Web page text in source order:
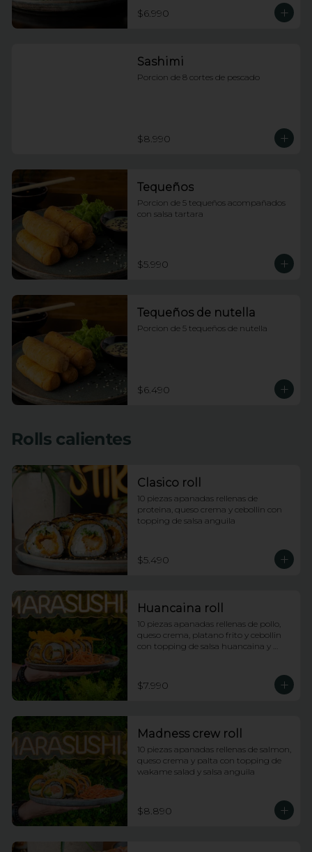
$6.990
Sashimi
Porcion de 8 cortes de pescado
$8.990
Tequeños
Porcion de 5 tequeños acompañados
con salsa tartara
$5.990
Tequeños de nutella
Porcion de 5 tequeños de nutella
$6.490
Rolls calientes
Clasico roll
10 piezas apanadas rellenas de
proteina, queso crema y cebollin con
topping de salsa anguila
$5.490
Huancaina roll
10 piezas apanadas rellenas de pollo,
queso crema, platano frito y cebollin
con topping de salsa huancaina y
$7.990
Madness crew roll
10 piezas apanadas rellenas de salmon,
queso crema y palta con topping de
wakame salad y salsa anguila
$8.890